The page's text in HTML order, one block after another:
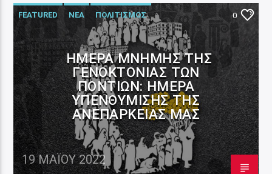
FEATURED ΝΕΑ ΠΟΛΙΤΙΣΜΟΣ 0
ΗΜΈΡΑ ΜΝΉΜΗΣ ΤΗΣ
ΓΕΝΟΚΤΟΝΊΑΣ ΤΩΝ
ΠΟΝΤΊΩΝ: ΉΜΕΡΑ
ΥΠΕΝΘΎΜΙΣΗΣ ΤΗΣ
ΑΝΕΠΆΡΚΕΙΆΣ ΜΑΣ
19 ΜΑΪ́ΟΥ 2022